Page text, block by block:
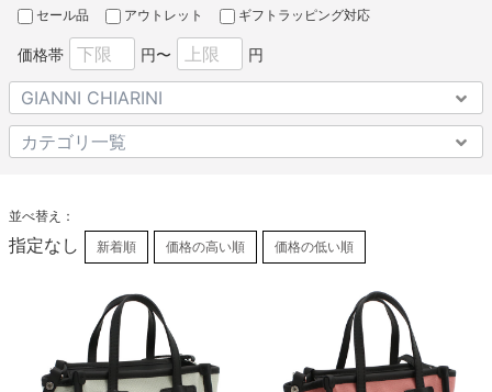
セール品 アウトレット ギフトラッピング対応
価格帯 円〜 円
並べ替え：
指定なし 新着順 価格の高い順 価格の低い順